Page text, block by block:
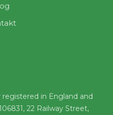
registered in England and
22 Railway Street,